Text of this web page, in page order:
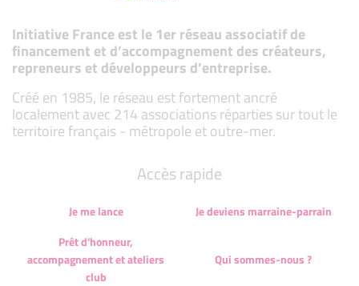
Initiative France est le 1er réseau associatif de
financement et d’accompagnement des créateurs,
repreneurs et développeurs d’entreprise.
Créé en 1985, le réseau est fortement ancré
localement avec 214 associations réparties sur tout le
territoire français - métropole et outre-mer.
Accès rapide
Je me lance
Je deviens marraine-parrain
Prêt d'honneur,
accompagnement et ateliers
club
Qui sommes-nous ?